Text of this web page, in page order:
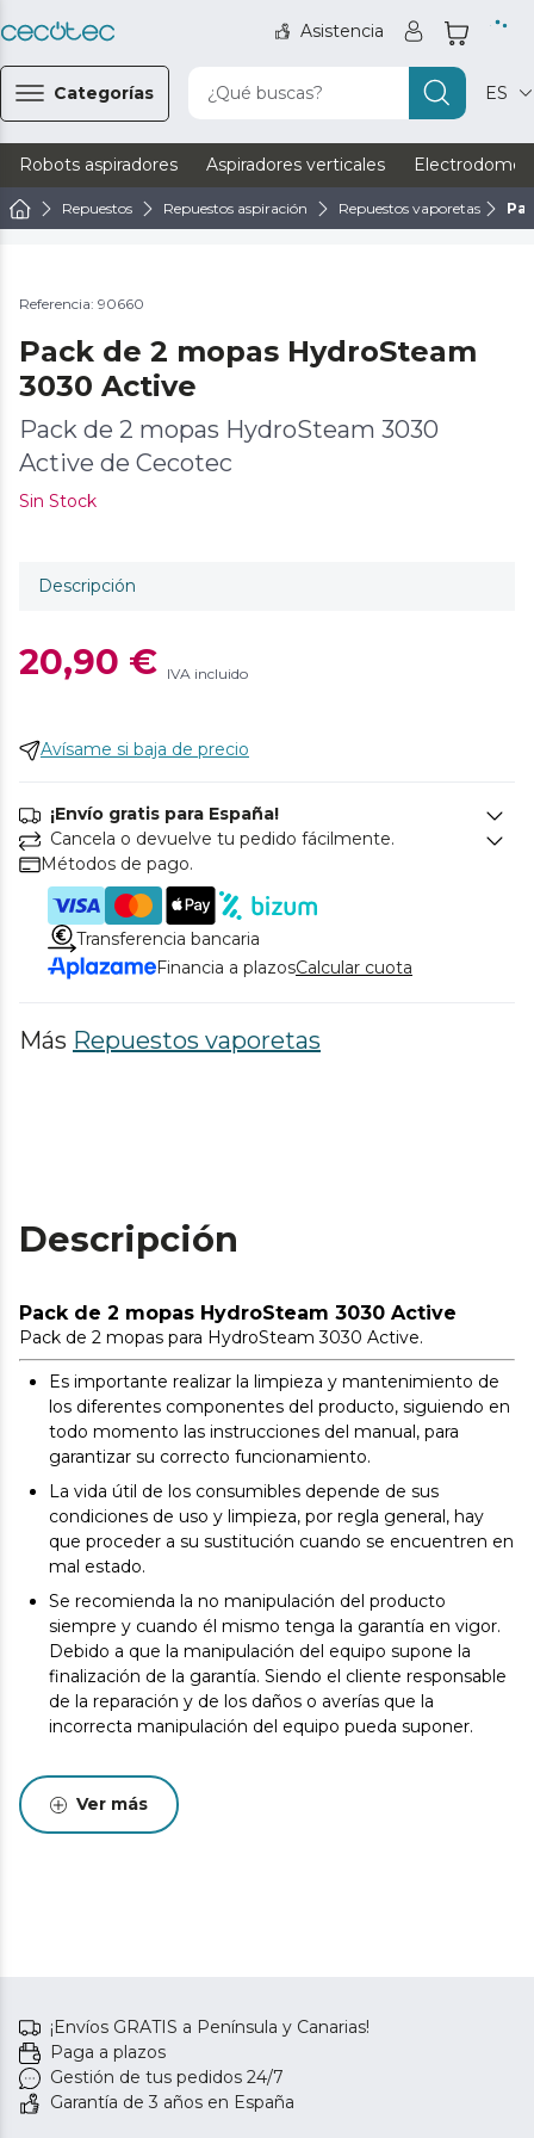
Asistencia
Categorías ¿Qué buscas? ES
Robots aspiradores Aspiradores verticales
Repuestos Repuestos aspiración Repuestos vaporetas
Referencia: 90660
Pack de 2 mopas HydroSteam
3030 Active
Pack de 2 mopas HydroSteam 3030
Active de Cecotec
Sin Stock
Descripción
20,90 € IVA incluido
Avísame si baja de precio
¡Envío gratis para España!
Cancela o devuelve tu pedido fácilmente.
Métodos de pago.
Transferencia bancaria
Financia a plazosCalcular cuota
Más Repuestos vaporetas
Descripción
Pack de 2 mopas HydroSteam 3030 Active
Pack de 2 mopas para HydroSteam 3030 Active.
Es importante realizar la limpieza y mantenimiento de
los diferentes componentes del producto, siguiendo en
todo momento las instrucciones del manual, para
garantizar su correcto funcionamiento.
La vida útil de los consumibles depende de sus
condiciones de uso y limpieza, por regla general, hay
que proceder a su sustitución cuando se encuentren en
mal estado.
Se recomienda la no manipulación del producto
siempre y cuando él mismo tenga la garantía en vigor.
Debido a que la manipulación del equipo supone la
finalización de la garantía. Siendo el cliente responsable
de la reparación y de los daños o averías que la
incorrecta manipulación del equipo pueda suponer.
Ver más
¡Envíos GRATIS a Península y Canarias!
Paga a plazos
Gestión de tus pedidos 24/7
Garantía de 3 años en España